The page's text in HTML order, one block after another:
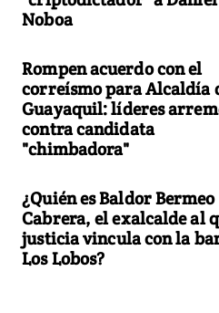
Noboa
Rompen acuerdo con el
correísmo para Alcaldía
Guayaquil: líderes
contra candidata
"chimbadora"
¿Quién es Baldor Bermeo
Cabrera, el exalcalde al
justicia vincula con la
Los Lobos?